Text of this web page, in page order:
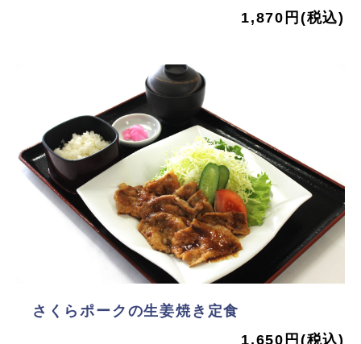
1,870円(税込)
さくらポークの生姜焼き定食
1,650円(税込)